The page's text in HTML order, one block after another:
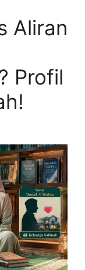
Aliran
Profil